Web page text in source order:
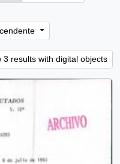
3 results with digital objects